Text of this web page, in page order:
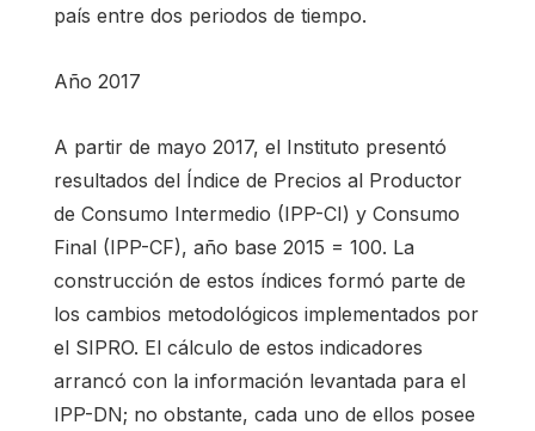
país entre dos periodos de tiempo.
Año 2017
A partir de mayo 2017, el Instituto presentó
resultados del Índice de Precios al Productor
de Consumo Intermedio (IPP-CI) y Consumo
Final (IPP-CF), año base 2015 = 100. La
construcción de estos índices formó parte de
los cambios metodológicos implementados por
el SIPRO. El cálculo de estos indicadores
arrancó con la información levantada para el
IPP-DN; no obstante, cada uno de ellos posee